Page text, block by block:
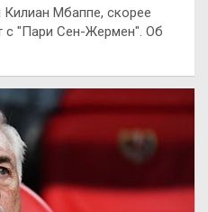
Мбаппе, скорее
с "Пари Сен-Жермен". Об